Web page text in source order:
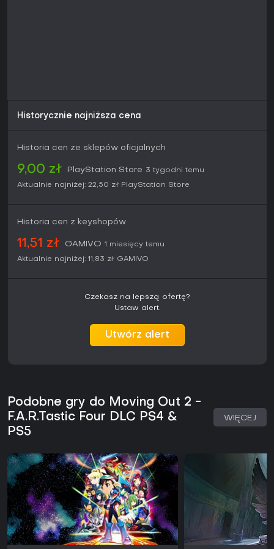
Historycznie najniższa cena
Historia cen ze sklepów oficjalnych
9,00 zł PlayStation Store 3 tygodni temu
Aktualnie najniżej: 22,50 zł PlayStation Store
Historia cen z keyshopów
11,51 zł GAMIVO 1 miesięcy temu
Aktualnie najniżej: 11,83 zł GAMIVO
Czekasz na lepszą ofertę?
Ustaw alert.
Utwórz alert
Podobne gry do Moving Out 2 -
F.A.R.Tastic Four DLC PS4 &
PS5
WIĘCEJ